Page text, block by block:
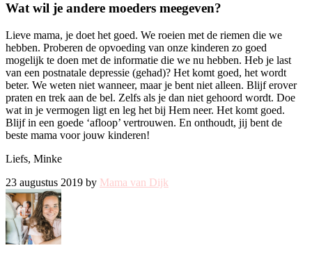
Wat wil je andere moeders meegeven?
Lieve mama, je doet het goed. We roeien met de riemen die we
hebben. Proberen de opvoeding van onze kinderen zo goed
mogelijk te doen met de informatie die we nu hebben. Heb je last
van een postnatale depressie (gehad)? Het komt goed, het wordt
beter. We weten niet wanneer, maar je bent niet alleen. Blijf erover
praten en trek aan de bel. Zelfs als je dan niet gehoord wordt. Doe
wat in je vermogen ligt en leg het bij Hem neer. Het komt goed.
Blijf in een goede ‘afloop’ vertrouwen. En onthoudt, jij bent de
beste mama voor jouw kinderen!
Liefs, Minke
23 augustus 2019 by Mama van Dijk